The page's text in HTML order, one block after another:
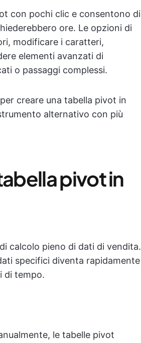
con pochi clic e consentono di
ore. Le opzioni di
modificare i caratteri,
elementi avanzati di
o passaggi complessi.
creare una tabella pivot in
alternativo con più
pivot in
calcolo pieno di dati di vendita.
specifici diventa rapidamente
di tempo.
le tabelle pivot